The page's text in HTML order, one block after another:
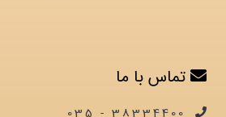
تماس با ما